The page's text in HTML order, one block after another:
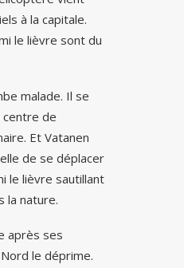
à la capitale.
le lièvre sont du
malade. Il se
de
Et Vatanen
de se déplacer
le lièvre sautillant
la nature.
après ses
le déprime.